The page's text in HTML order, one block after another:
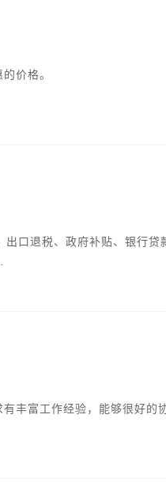
价格。
口退税、政府补贴、银行
丰富工作经验，能够很好的